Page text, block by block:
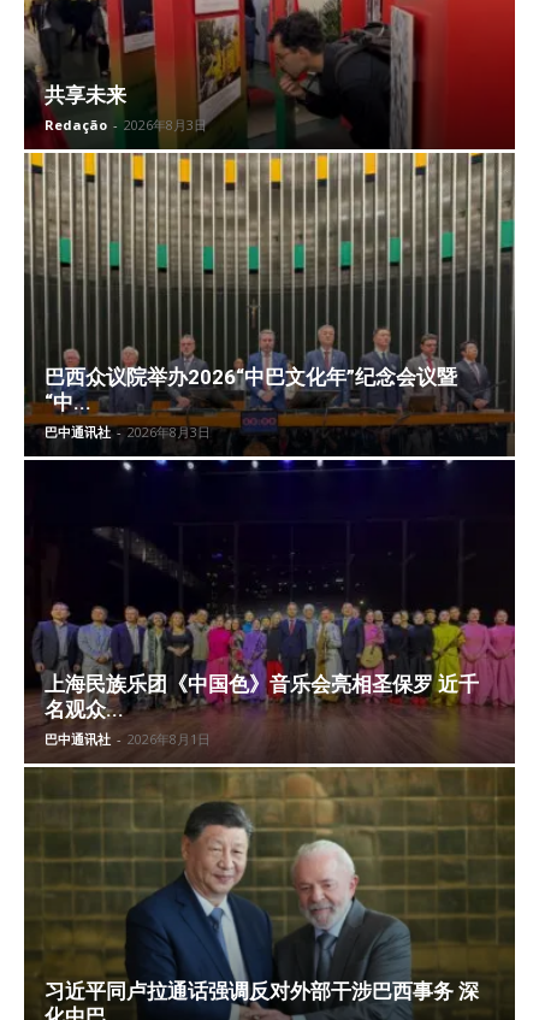
共享未来
Redação - 2026年8月3日
巴西众议院举办2026“中巴文化年”纪念会议暨
“中...
巴中通讯社 - 2026年8月3日
上海民族乐团《中国色》音乐会亮相圣保罗 近千
名观众...
巴中通讯社 - 2026年8月1日
习近平同卢拉通话强调反对外部干涉巴西事务 深